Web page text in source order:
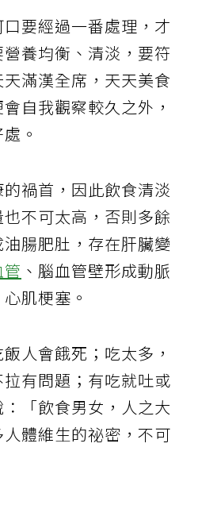
要經過一番處理，才
養均衡、清淡，要符
滿漢全席，天天美食
自我觀察較久之外，
。
禍首，因此飲食清淡
不可太高，否則多餘
腸肥肚，存在肝臟變
、腦血管壁形成動脈
肌梗塞。
人會餓死；吃太多，
有問題；有吃就吐或
「飲食男女，人之大
體維生的祕密，不可